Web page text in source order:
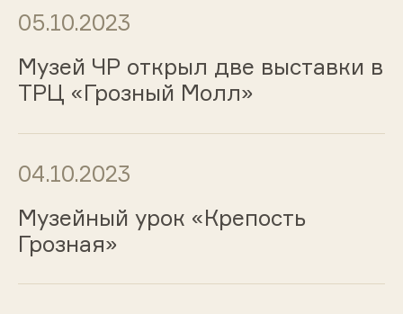
05.10.2023
Музей ЧР открыл две выставки в
ТРЦ «Грозный Молл»
04.10.2023
Музейный урок «Крепость
Грозная»